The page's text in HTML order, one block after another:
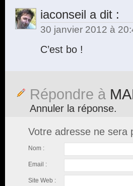
iaconseil a dit :
30 janvier 2012 à
C’est bo !
Répondre à
Annuler la réponse.
Votre adresse ne sera
Nom :
Email :
Site Web :